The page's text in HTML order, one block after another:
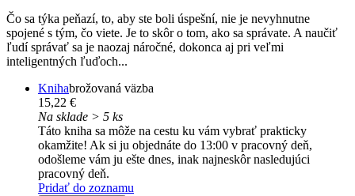
Čo sa týka peňazí, to, aby ste boli úspešní, nie je nevyhnutne
spojené s tým, čo viete. Je to skôr o tom, ako sa správate. A naučiť
ľudí správať sa je naozaj náročné, dokonca aj pri veľmi
inteligentných ľuďoch...
Knihabrožovaná väzba
15,22 €
Na sklade > 5 ks
Táto kniha sa môže na cestu ku vám vybrať prakticky
okamžite! Ak si ju objednáte do 13:00 v pracovný deň,
odošleme vám ju ešte dnes, inak najneskôr nasledujúci
pracovný deň.
Pridať do zoznamu